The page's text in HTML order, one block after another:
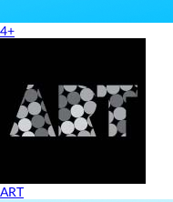
4+
ART